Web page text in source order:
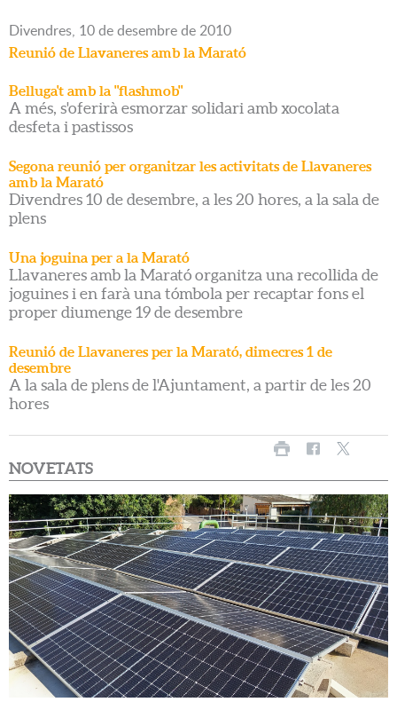
Divendres, 10dedesembrede 2010
Reunió de Llavaneres amb la Marató
Belluga't amb la "flashmob"
A més, s'oferirà esmorzar solidari amb xocolata
desfeta i pastissos
Segona reunió per organitzar les activitats de Llavaneres
amb la Marató
Divendres 10 de desembre, a les 20 hores, a la sala de
plens
Una joguina per a la Marató
Llavaneres amb la Marató organitza una recollida de
joguines i en farà una tómbola per recaptar fons el
proper diumenge 19 de desembre
Reunió de Llavaneres per la Marató, dimecres 1 de
desembre
A la sala de plens de l'Ajuntament, a partir de les 20
hores
NOVETATS